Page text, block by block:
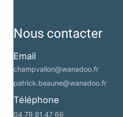
Nous contacter
Email
champvallon@wanadoo.fr
patrick.beaune@wanadoo.fr
Téléphone
04 79 81 47 66